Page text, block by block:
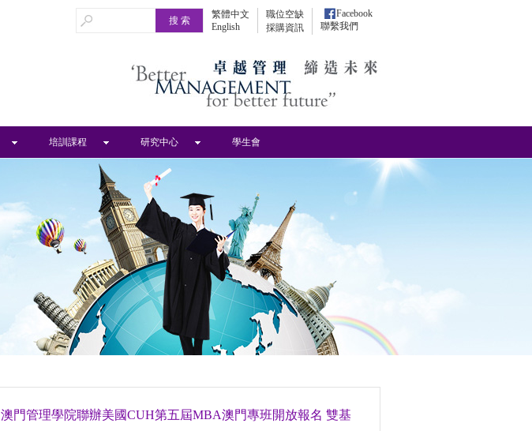
繁體中文
English
職位空缺
採購資訊
Facebook
聯繫我們
培訓課程 研究中心 學生會
澳門管理學院聯辦美國CUH第五屆MBA澳門專班開放報名 雙基